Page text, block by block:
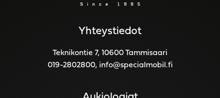
Yhteystiedot
Teknikontie 7, 10600 Tammisaari
019-2802800, info@specialmobil.fi